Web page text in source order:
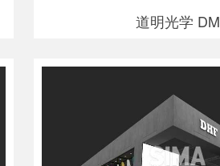
道明光学 DM